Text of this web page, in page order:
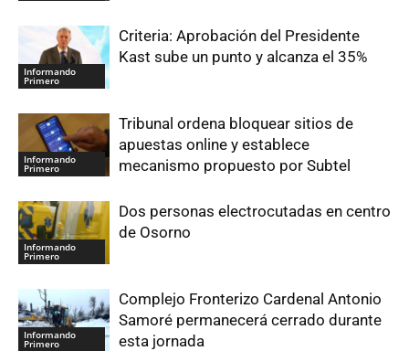
Informando
Primero
Criteria: Aprobación del Presidente
Kast sube un punto y alcanza el 35%
Informando
Primero
Tribunal ordena bloquear sitios de
apuestas online y establece
mecanismo propuesto por Subtel
Informando
Primero
Dos personas electrocutadas en centro
de Osorno
Informando
Primero
Complejo Fronterizo Cardenal Antonio
Samoré permanecerá cerrado durante
esta jornada